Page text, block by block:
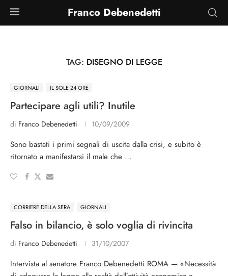
Franco Debenedetti
TAG: DISEGNO DI LEGGE
GIORNALI IL SOLE 24 ORE
Partecipare agli utili? Inutile
di Franco Debenedetti 10/09/2009
Sono bastati i primi segnali di uscita dalla crisi, e subito è
ritornato a manifestarsi il male che …
CORRIERE DELLA SERA GIORNALI
Falso in bilancio, è solo voglia di rivincita
di Franco Debenedetti 31/10/2007
Intervista al senatore Franco Debenedetti ROMA — «Necessità